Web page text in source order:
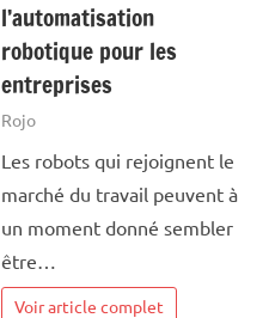
l’automatisation
robotique pour les
entreprises
Rojo
Les robots qui rejoignent le
marché du travail peuvent à
un moment donné sembler
être…
Voir article complet